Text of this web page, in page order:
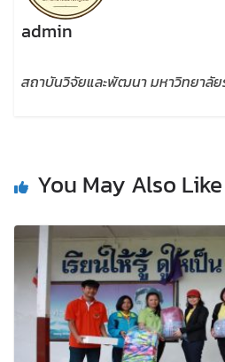
admin
สถาบันวิจัยและพัฒนา มหาวิทยาลัย
You May Also Like